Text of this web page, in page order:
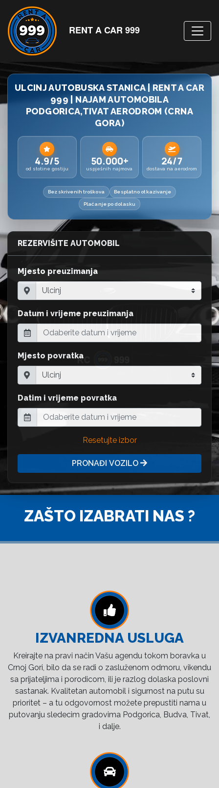
RENT A CAR 999
ULCINJ AUTOBUSKA STANICA | RENT A CAR
999 | NAJAM AUTOMOBILA
PODGORICA,TIVAT AERODROM (CRNA
GORA)
4.9/5
od stotine gostiju
50.000+
uspješnih najmova
24/7
dostava na aerodrom
Bez skrivenih troškova Besplatno otkazivanje
Plaćanje po dolasku
REZERVIŠITE AUTOMOBIL
Mjesto preuzimanja
Datum i vrijeme preuzimanja
Mjesto povratka
Datim i vrijeme povratka
Resetujte izbor
PRONAĐI VOZILO
ZAŠTO IZABRATI NAS ?
IZVANREDNA USLUGA
Kreirajte na pravi način Vašu agendu tokom boravka u
Crnoj Gori, bilo da se radi o zasluženom odmoru, vikendu
sa prijateljima i porodicom, ili je razlog dolaska poslovni
sastanak. Kvalitetan automobil i sigurnost na putu su
prioritet – a tu odgovornost možete prepustiti nama u
putovanju sledecim gradovima Podgorica, Budva, Tivat,
i dalje.